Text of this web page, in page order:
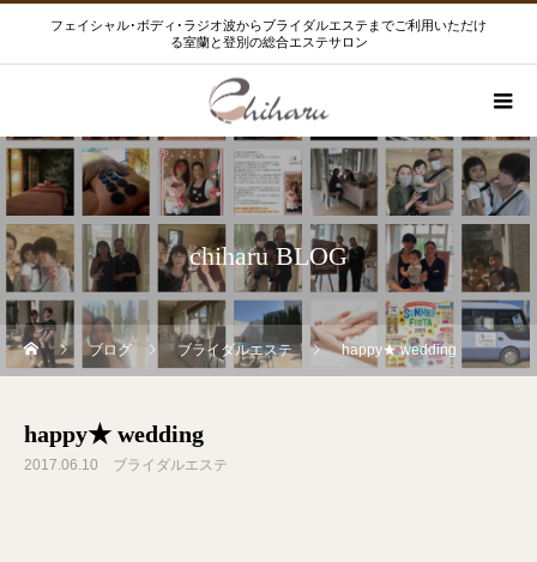
フェイシャル･ボディ･ラジオ波からブライダルエステまでご利用いただけ
る室蘭と登別の総合エステサロン
chiharu BLOG
ブログ ブライダルエステ happy★ wedding
happy★ wedding
2017.06.10 ブライダルエステ